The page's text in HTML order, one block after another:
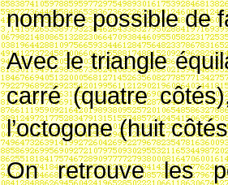
nombre possible de
Avec le triangle
carré (quatre
l’octogone (huit
On retrouve les